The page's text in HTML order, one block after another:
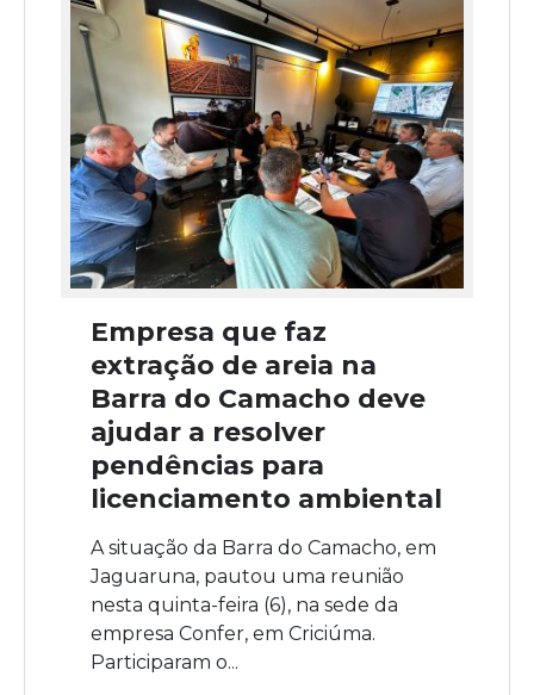
Empresa que faz
extração de areia na
Barra do Camacho deve
ajudar a resolver
pendências para
licenciamento ambiental
A situação da Barra do Camacho, em
Jaguaruna, pautou uma reunião
nesta quinta-feira (6), na sede da
empresa Confer, em Criciúma.
Participaram o...